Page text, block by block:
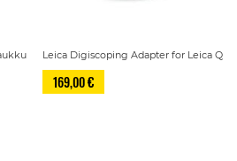
Leica Digiscoping Adapter for Leica Q
169,00 €